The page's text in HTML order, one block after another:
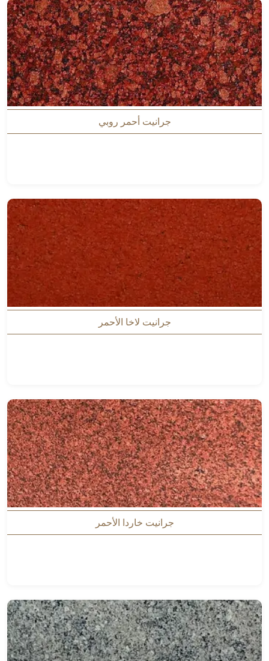
جرانيت أحمر روبي
جرانيت لاخا الأحمر
جرانيت خاردا الأحمر